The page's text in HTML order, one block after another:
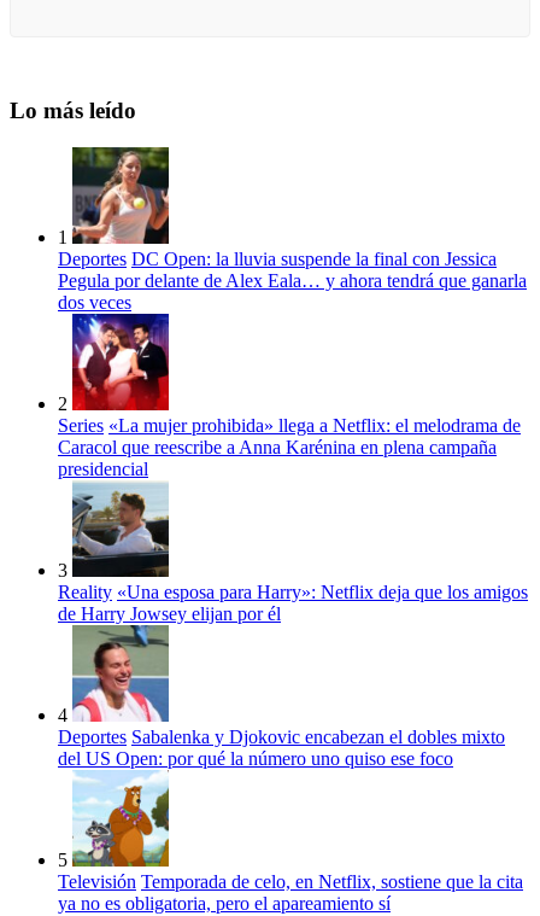
Lo más leído
1
Deportes DC Open: la lluvia suspende la final con Jessica
Pegula por delante de Alex Eala… y ahora tendrá que ganarla
dos veces
2
Series «La mujer prohibida» llega a Netflix: el melodrama de
Caracol que reescribe a Anna Karénina en plena campaña
presidencial
3
Reality «Una esposa para Harry»: Netflix deja que los amigos
de Harry Jowsey elijan por él
4
Deportes Sabalenka y Djokovic encabezan el dobles mixto
del US Open: por qué la número uno quiso ese foco
5
Televisión Temporada de celo, en Netflix, sostiene que la cita
ya no es obligatoria, pero el apareamiento sí